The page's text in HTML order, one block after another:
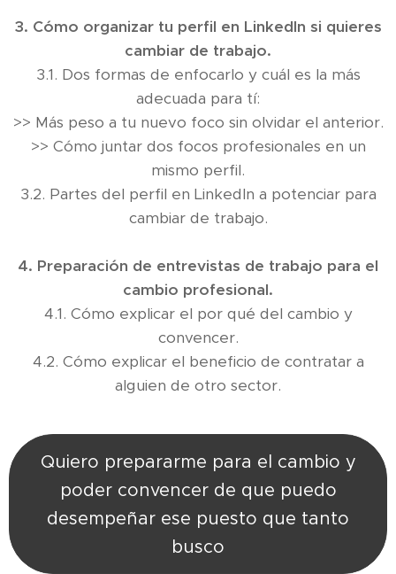
3. Cómo organizar tu perfil en LinkedIn si quieres
cambiar de trabajo.
3.1. Dos formas de enfocarlo y cuál es la más
adecuada para tí:
>> Más peso a tu nuevo foco sin olvidar el anterior.
>> Cómo juntar dos focos profesionales en un
mismo perfil.
3.2. Partes del perfil en LinkedIn a potenciar para
cambiar de trabajo.
4. Preparación de entrevistas de trabajo para el
cambio profesional.
4.1. Cómo explicar el por qué del cambio y
convencer.
4.2. Cómo explicar el beneficio de contratar a
alguien de otro sector.
Quiero prepararme para el cambio y
poder convencer de que puedo
desempeñar ese puesto que tanto
busco